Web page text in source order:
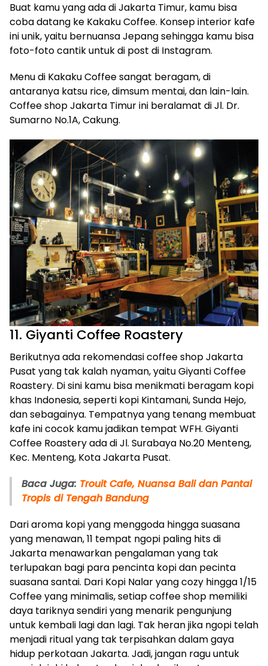
Buat kamu yang ada di Jakarta Timur, kamu bisa
coba datang ke Kakaku Coffee. Konsep interior kafe
ini unik, yaitu bernuansa Jepang sehingga kamu bisa
foto-foto cantik untuk di post di Instagram.
Menu di Kakaku Coffee sangat beragam, di
antaranya katsu rice, dimsum mentai, dan lain-lain.
Coffee shop Jakarta Timur ini beralamat di Jl. Dr.
Sumarno No.1A, Cakung.
11. Giyanti Coffee Roastery
Berikutnya ada rekomendasi coffee shop Jakarta
Pusat yang tak kalah nyaman, yaitu Giyanti Coffee
Roastery. Di sini kamu bisa menikmati beragam kopi
khas Indonesia, seperti kopi Kintamani, Sunda Hejo,
dan sebagainya. Tempatnya yang tenang membuat
kafe ini cocok kamu jadikan tempat WFH. Giyanti
Coffee Roastery ada di Jl. Surabaya No.20 Menteng,
Kec. Menteng, Kota Jakarta Pusat.
Baca Juga: Trouit Cafe, Nuansa Bali dan Pantai
Tropis di Tengah Bandung
Dari aroma kopi yang menggoda hingga suasana
yang menawan, 11 tempat ngopi paling hits di
Jakarta menawarkan pengalaman yang tak
terlupakan bagi para pencinta kopi dan pecinta
suasana santai. Dari Kopi Nalar yang cozy hingga 1/15
Coffee yang minimalis, setiap coffee shop memiliki
daya tariknya sendiri yang menarik pengunjung
untuk kembali lagi dan lagi. Tak heran jika ngopi telah
menjadi ritual yang tak terpisahkan dalam gaya
hidup perkotaan Jakarta. Jadi, jangan ragu untuk